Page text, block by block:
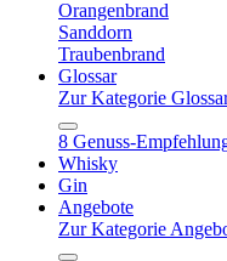
Orangenbrand
Sanddorn
Traubenbrand
Glossar
Zur Kategorie
8 Genuss-
Whisky
Gin
Angebote
Zur Kategorie